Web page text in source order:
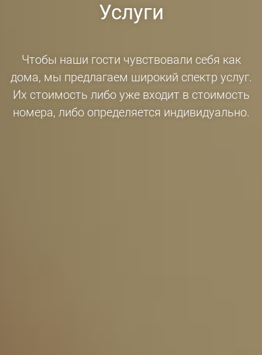
Услуги
Чтобы наши гости чувствовали себя как
дома, мы предлагаем широкий спектр услуг.
Их стоимость либо уже входит в стоимость
номера, либо определяется индивидуально.